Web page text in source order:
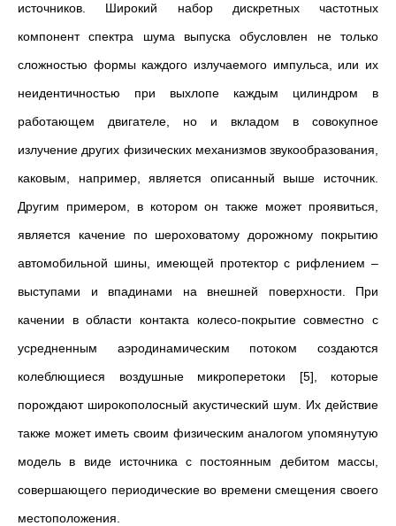
источников. Широкий набор дискретных частотных
компонент спектра шума выпуска обусловлен не только
сложностью формы каждого излучаемого импульса, или их
неидентичностью при выхлопе каждым цилиндром в
работающем двигателе, но и вкладом в совокупное
излучение других физических механизмов звукообразования,
каковым, например, является описанный выше источник.
Другим примером, в котором он также может проявиться,
является качение по шероховатому дорожному покрытию
автомобильной шины, имеющей протектор с рифлением –
выступами и впадинами на внешней поверхности. При
качении в области контакта колесо-покрытие совместно с
усредненным аэродинамическим потоком создаются
колеблющиеся воздушные микроперетоки [5], которые
порождают широкополосный акустический шум. Их действие
также может иметь своим физическим аналогом упомянутую
модель в виде источника с постоянным дебитом массы,
совершающего периодические во времени смещения своего
местоположения.